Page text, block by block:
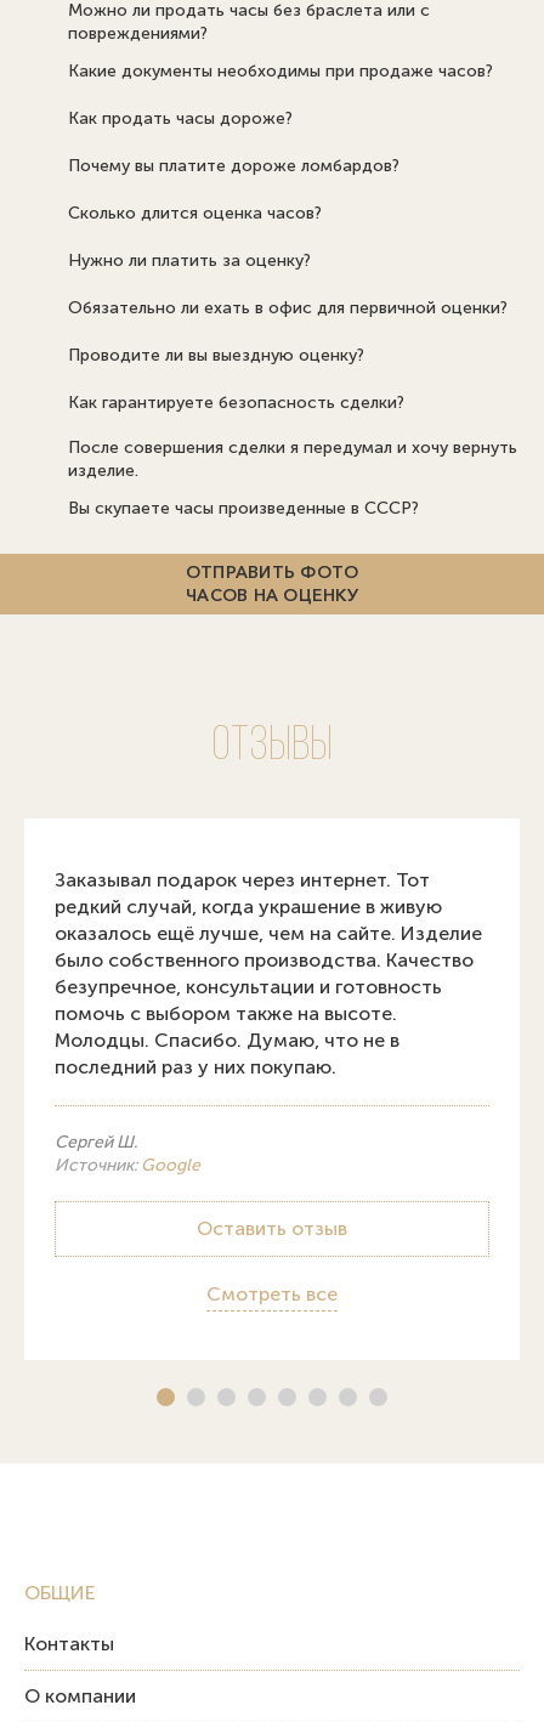
Можно ли продать часы без браслета или с
повреждениями?
Какие документы необходимы при продаже часов?
Как продать часы дороже?
Почему вы платите дороже ломбардов?
Сколько длится оценка часов?
Нужно ли платить за оценку?
Обязательно ли ехать в офис для первичной оценки?
Проводите ли вы выездную оценку?
Как гарантируете безопасность сделки?
После совершения сделки я передумал и хочу вернуть
изделие.
Вы скупаете часы произведенные в СССР?
ОТПРАВИТЬ ФОТО
ЧАСОВ НА ОЦЕНКУ
Отзывы
Заказывал подарок через интернет. Тот
редкий случай, когда украшение в живую
оказалось ещё лучше, чем на сайте. Изделие
было собственного производства. Качество
безупречное, консультации и готовность
помочь с выбором также на высоте.
Молодцы. Спасибо. Думаю, что не в
последний раз у них покупаю.
Сергей Ш.
Источник:Google
Оставить отзыв
Смотреть все
ОБЩИЕ
Контакты
О компании